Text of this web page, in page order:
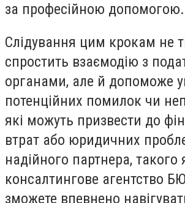
за професійною допомогою.
Слідування цим крокам не
спростить взаємодію з
органами, але й допоможе
потенційних помилок чи
які можуть призвести до
втрат або юридичних
надійного партнера, такого
консалтингове агентство
зможете впевнено